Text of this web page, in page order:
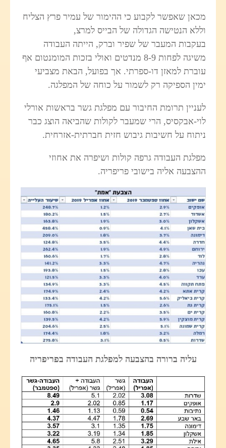
מכאן שאפשר לקבוע כי ההימור של עמיר פרץ הצליח
וללא הנטישה הגדולה של הבייס למרצ,
בעקבות המעבר של שפיר וברק, הייתה העבודה
משיגה לפחות 8-9 מנדטים ואולי בזכות המומנטום אף
עוברת למאזן דו-ספרתי. אך בפועל, הבאת מצביעי
ימין הספיקה רק לשמור על כוחה של המפלגה.
לעניין תרומת החיבור עם מפלגת גשר בראשות אורלי
לוי-אבקסיס, הרי שמעבר לקולות שהביאה הוצג כבר
ניתוח על חשיבות גיבוש חזית חברתית-אזרחית.
מפלגת העבודה גרפה קולות ושיפרה את אחוזי
ההצבעה אליה בישובי פריפריה.
עליה ברורה בהצבעה למפלגת העבודה בפריפריה